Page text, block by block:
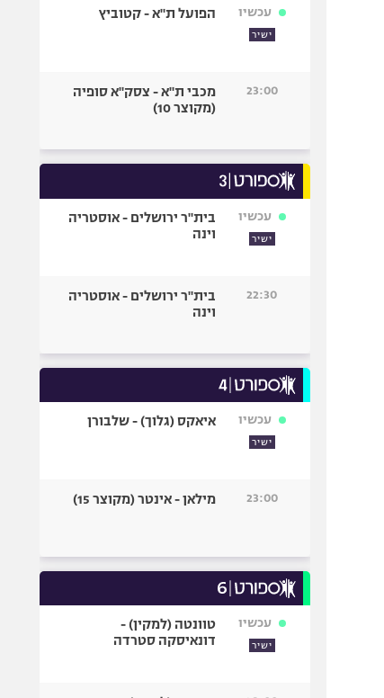
עכשיו
ישיר
הפועל ת"א - קטוביץ
23:00
מכבי ת"א - צסק"א סופיה
(מקוצר 10)
עכשיו
ישיר
בית"ר ירושלים - אוסטריה
וינה
22:30
בית"ר ירושלים - אוסטריה
וינה
עכשיו
ישיר
איאקס (גלוך) - שלבורן
23:00 מילאן - אינטר (מקוצר 15)
עכשיו
ישיר
טוונטה (למקין) -
דונאיסקה סטרדה